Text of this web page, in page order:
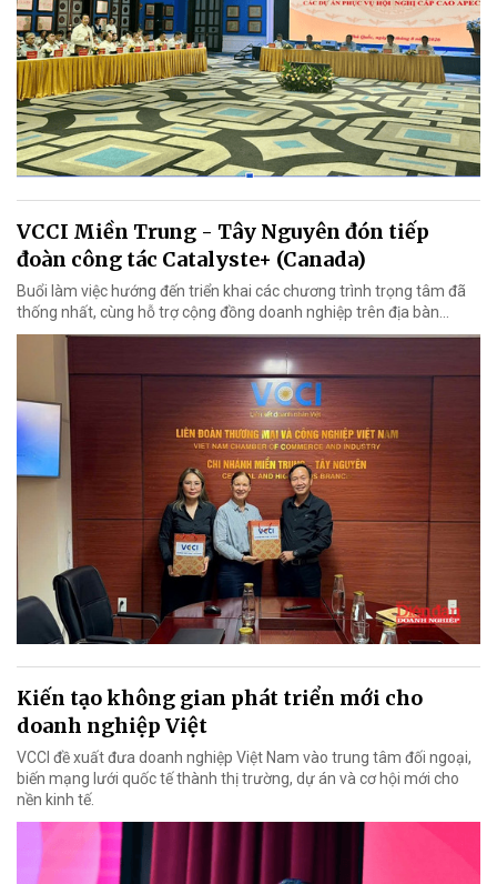
VCCI Miền Trung - Tây Nguyên đón tiếp
đoàn công tác Catalyste+ (Canada)
Buổi làm việc hướng đến triển khai các chương trình trọng tâm đã
thống nhất, cùng hỗ trợ cộng đồng doanh nghiệp trên địa bàn...
Kiến tạo không gian phát triển mới cho
doanh nghiệp Việt
VCCI đề xuất đưa doanh nghiệp Việt Nam vào trung tâm đối ngoại,
biến mạng lưới quốc tế thành thị trường, dự án và cơ hội mới cho
nền kinh tế.